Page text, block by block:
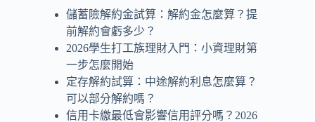
儲蓄險解約金試算：解約金怎麼算？提
前解約會虧多少？
2026學生打工族理財入門：小資理財第
一步怎麼開始
定存解約試算：中途解約利息怎麼算？
可以部分解約嗎？
信用卡繳最低會影響信用評分嗎？2026